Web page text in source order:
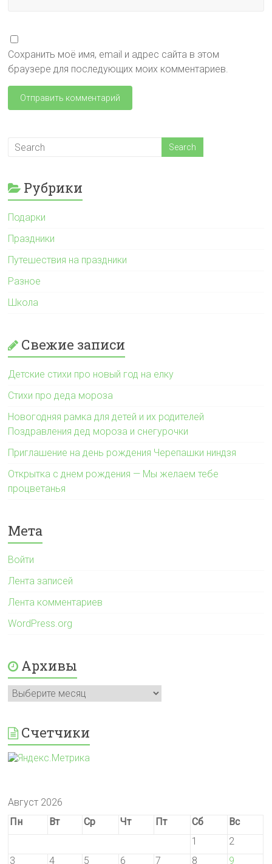
Сохранить моё имя, email и адрес сайта в этом
браузере для последующих моих комментариев.
Рубрики
Подарки
Праздники
Путешествия на праздники
Разное
Школа
Свежие записи
Детские стихи про новый год на елку
Стихи про деда мороза
Новогодняя рамка для детей и их родителей
Поздравления дед мороза и снегурочки
Приглашение на день рождения Черепашки ниндзя
Открытка с днем рождения — Мы желаем тебе
процветанья
Мета
Войти
Лента записей
Лента комментариев
WordPress.org
Архивы
Архивы
Счетчики
Август 2026
Пн
Вт Ср Чт Пт Сб
Вс
1
2
3
4 5 6 7 8 9